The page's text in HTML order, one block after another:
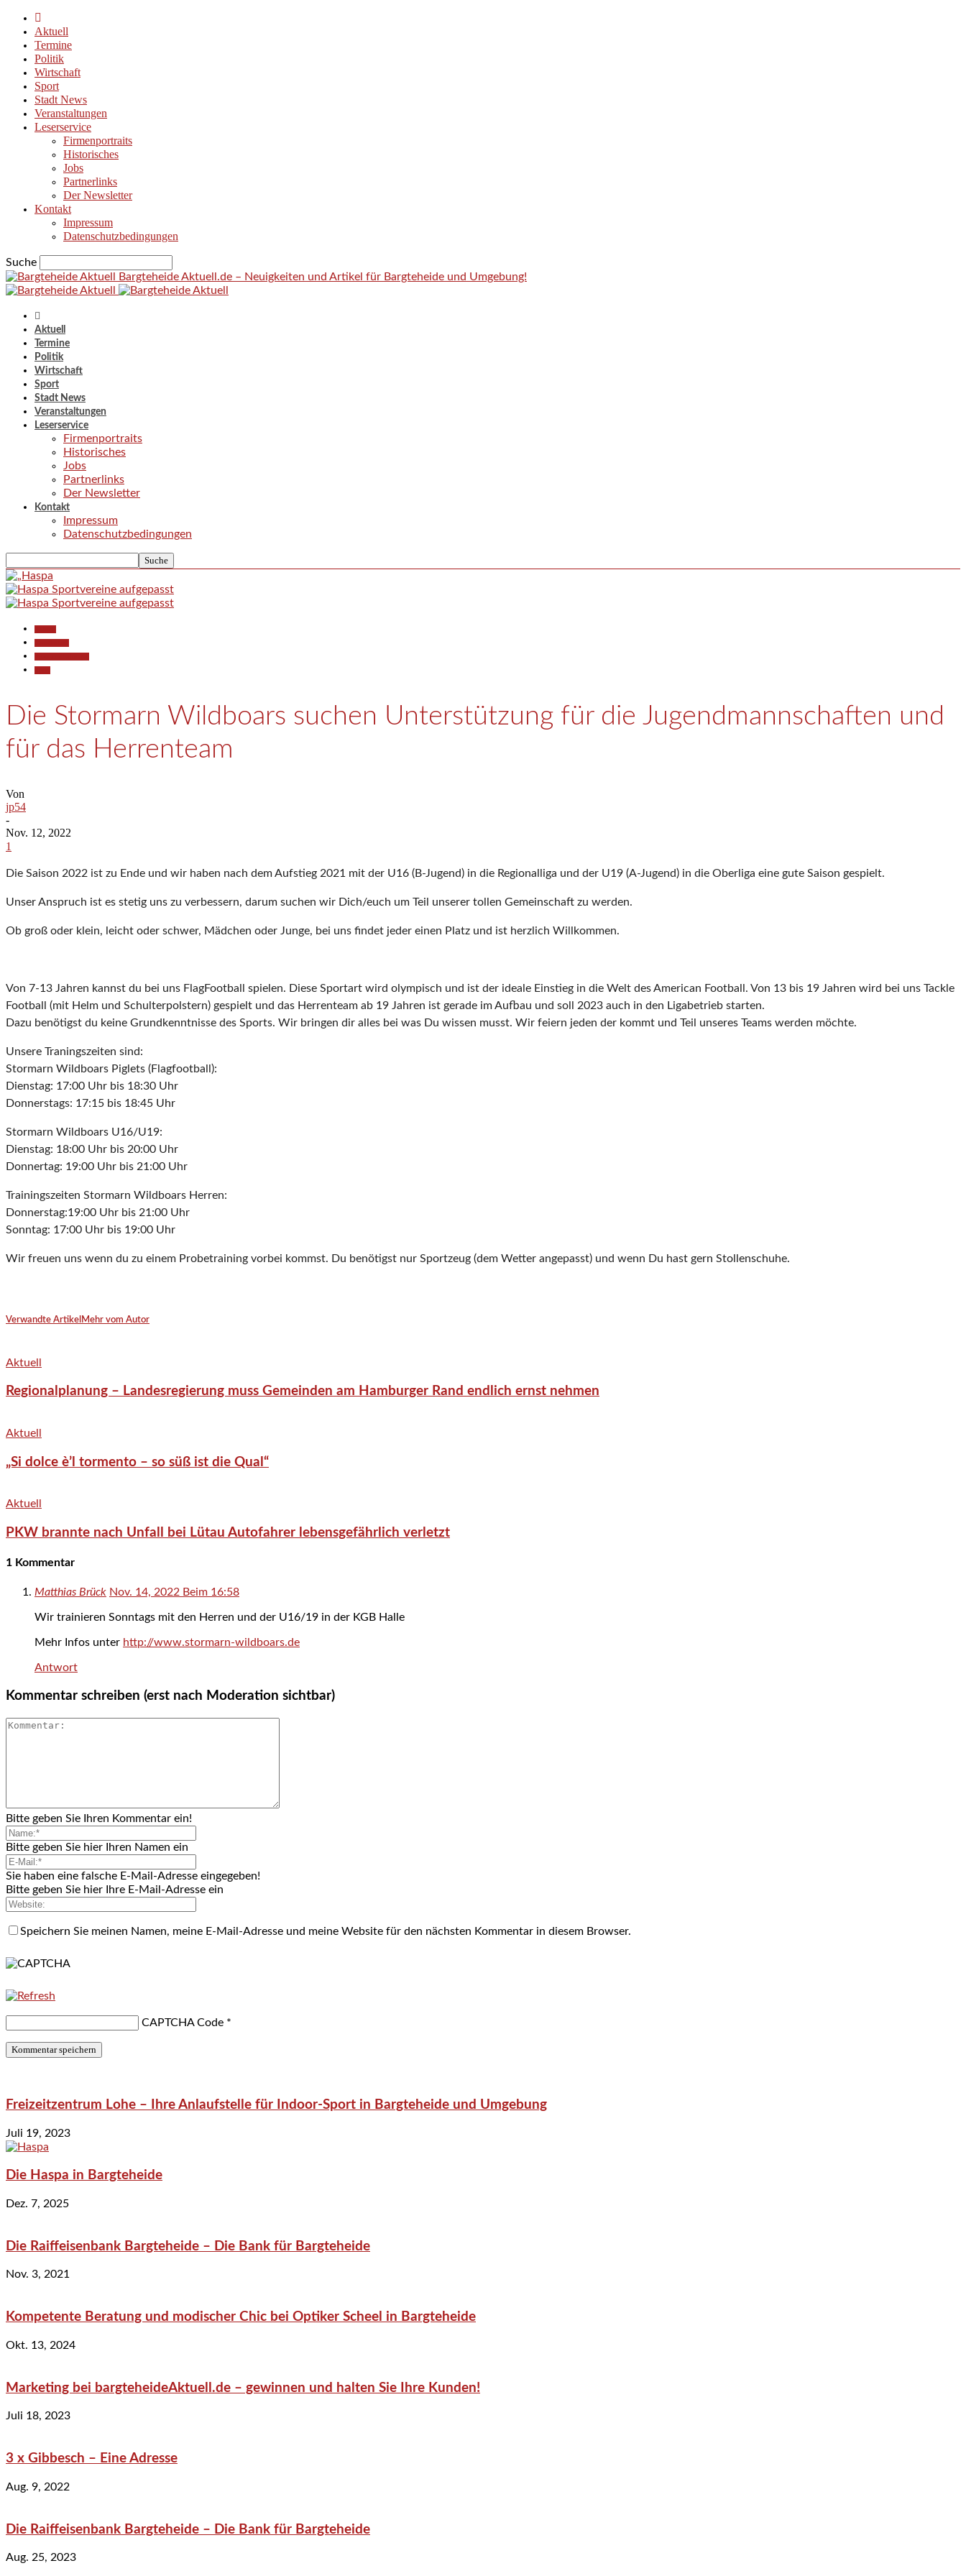
Aktuell
Termine
Politik
Wirtschaft
Sport
Stadt News
Veranstaltungen
Leserservice
Firmenportraits
Historisches
Jobs
Partnerlinks
Der Newsletter
Kontakt
Impressum
Datenschutzbedingungen
Suche
Bargteheide Aktuell.de – Neuigkeiten und Artikel für Bargteheide und Umgebung!
Aktuell
Termine
Politik
Wirtschaft
Sport
Stadt News
Veranstaltungen
Leserservice
Firmenportraits
Historisches
Jobs
Partnerlinks
Der Newsletter
Kontakt
Impressum
Datenschutzbedingungen
Die Stormarn Wildboars suchen Unterstützung für die Jugendmannschaften und
für das Herrenteam
Von
jp54
-
Nov. 12, 2022
1
Die Saison 2022 ist zu Ende und wir haben nach dem Aufstieg 2021 mit der U16 (B-Jugend) in die Regionalliga und der U19 (A-Jugend) in die Oberliga eine gute Saison gespielt.
Unser Anspruch ist es stetig uns zu verbessern, darum suchen wir Dich/euch um Teil unserer tollen Gemeinschaft zu werden.
Ob groß oder klein, leicht oder schwer, Mädchen oder Junge, bei uns findet jeder einen Platz und ist herzlich Willkommen.
Von 7-13 Jahren kannst du bei uns FlagFootball spielen. Diese Sportart wird olympisch und ist der ideale Einstieg in die Welt des American Football. Von 13 bis 19 Jahren wird bei uns Tackle
Football (mit Helm und Schulterpolstern) gespielt und das Herrenteam ab 19 Jahren ist gerade im Aufbau und soll 2023 auch in den Ligabetrieb starten.
Dazu benötigst du keine Grundkenntnisse des Sports. Wir bringen dir alles bei was Du wissen musst. Wir feiern jeden der kommt und Teil unseres Teams werden möchte.
Unsere Traningszeiten sind:
Stormarn Wildboars Piglets (Flagfootball):
Dienstag: 17:00 Uhr bis 18:30 Uhr
Donnerstags: 17:15 bis 18:45 Uhr
Stormarn Wildboars U16/U19:
Dienstag: 18:00 Uhr bis 20:00 Uhr
Donnertag: 19:00 Uhr bis 21:00 Uhr
Trainingszeiten Stormarn Wildboars Herren:
Donnerstag:19:00 Uhr bis 21:00 Uhr
Sonntag: 17:00 Uhr bis 19:00 Uhr
Wir freuen uns wenn du zu einem Probetraining vorbei kommst. Du benötigst nur Sportzeug (dem Wetter angepasst) und wenn Du hast gern Stollenschuhe.
Verwandte Artikel Mehr vom Autor
Aktuell
Regionalplanung – Landesregierung muss Gemeinden am Hamburger Rand endlich ernst nehmen
Aktuell
„Si dolce è’l tormento – so süß ist die Qual“
Aktuell
PKW brannte nach Unfall bei Lütau Autofahrer lebensgefährlich verletzt
1 Kommentar
Matthias Brück Nov. 14, 2022 Beim 16:58
Wir trainieren Sonntags mit den Herren und der U16/19 in der KGB Halle
Mehr Infos unter http://www.stormarn-wildboars.de
Antwort
Kommentar schreiben (erst nach Moderation sichtbar)
Bitte geben Sie Ihren Kommentar ein!
Bitte geben Sie hier Ihren Namen ein
Sie haben eine falsche E-Mail-Adresse eingegeben!
Bitte geben Sie hier Ihre E-Mail-Adresse ein
Speichern Sie meinen Namen, meine E-Mail-Adresse und meine Website für den nächsten Kommentar in diesem Browser.
CAPTCHA Code *
Freizeitzentrum Lohe – Ihre Anlaufstelle für Indoor-Sport in Bargteheide und Umgebung
Juli 19, 2023
Die Haspa in Bargteheide
Dez. 7, 2025
Die Raiffeisenbank Bargteheide – Die Bank für Bargteheide
Nov. 3, 2021
Kompetente Beratung und modischer Chic bei Optiker Scheel in Bargteheide
Okt. 13, 2024
Marketing bei bargteheideAktuell.de – gewinnen und halten Sie Ihre Kunden!
Juli 18, 2023
3 x Gibbesch – Eine Adresse
Aug. 9, 2022
Die Raiffeisenbank Bargteheide – Die Bank für Bargteheide
Aug. 25, 2023